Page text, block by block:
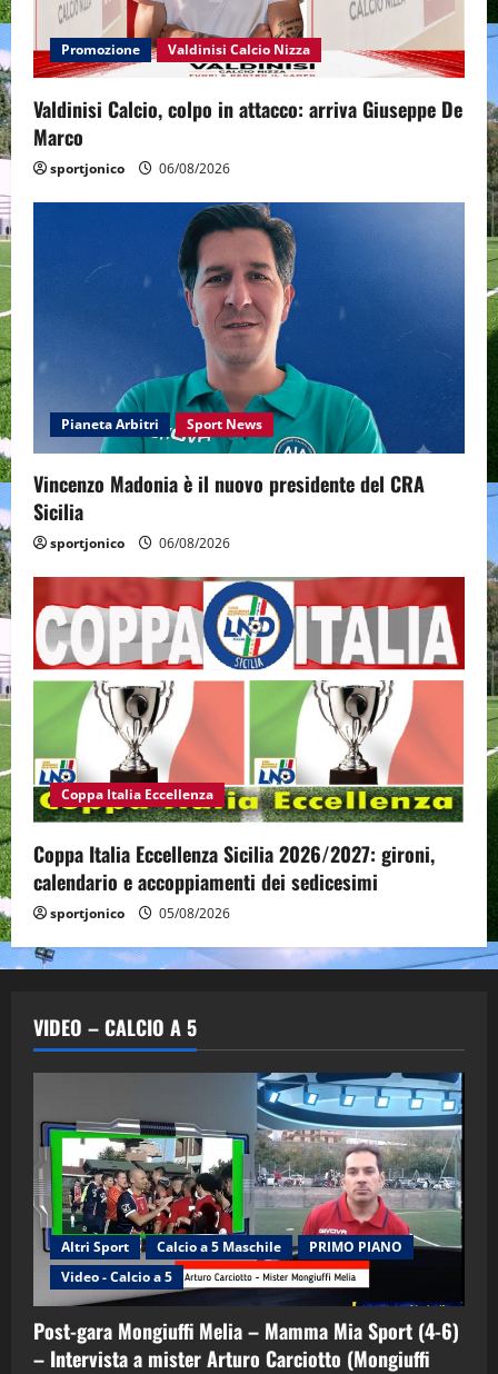
Promozione Valdinisi Calcio Nizza
Valdinisi Calcio, colpo in attacco: arriva Giuseppe De
Marco
sportjonico 06/08/2026
Pianeta Arbitri Sport News
Vincenzo Madonia è il nuovo presidente del CRA
Sicilia
sportjonico 06/08/2026
Coppa Italia Eccellenza
Coppa Italia Eccellenza Sicilia 2026/2027: gironi,
calendario e accoppiamenti dei sedicesimi
sportjonico 05/08/2026
VIDEO – CALCIO A 5
Altri Sport Calcio a 5 Maschile
PRIMO PIANO
Video - Calcio a 5
Post-gara Mongiuffi Melia – Mamma Mia Sport (4-6)
– Intervista a mister Arturo Carciotto (Mongiuffi